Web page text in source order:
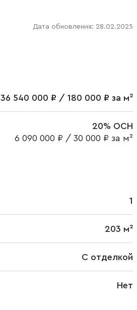
Дата обновления: 28.02.2025
36 540 000 ₽ / 180 000 ₽ за м²
20% ОСН
6 090 000 ₽ / 30 000 ₽ за м²
1
203 м²
С отделкой
Нет